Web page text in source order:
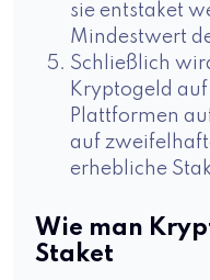
sie entstaket
Mindestwert
Schließlich
Kryptogeld
Plattformen
auf
erhebliche
Wie man
Staket